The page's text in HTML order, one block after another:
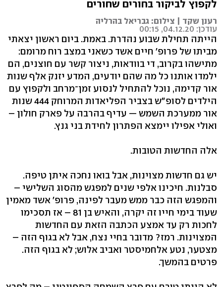
לקפוץ לביקור בחורים שחורים
רענן שקד | צילום: גבריאל בהרליה
עודכן: 04.12.20, 00:15
הייתה תחילת שבוע נהדרת. באמת. ביום ראשון יצאתי
מביתו של פרופ' חיים אשד כשאני במצב רוח מרומם:
מתישהו בקרוב, די בוודאות, ניצור קשר עם חוצנים, הם
ילמדו אותנו כל מה שהם יודעים, המדע יזנק אלף שנות
אור קדימה, נוכל להתחיל לנסוע זמן־מרחב ולקפוץ עם
הילדים לסופ"ש בצביר הפליאדות המרוחק 444 שנות
אור ממערכת השמש — עדיף בהרבה על פארק חולון –
ואולי אפילו יימצא הפתרון לחידת בני גנץ.
אלה החדשות הטובות.
יש גם חדשות מצוינות, אבל בואו נחכה איתן טיפה.
סבלנות. חיכינו אלפי שנים למפגש מהסוג השלישי –
והמפגש הזה כבר ממש מעבר לפינה, פרופ' אשד מאמין
שעוד בימי חייו זה יקרה, והאיש בן 81 – אז תסכימו
לחכות רק עד אמצע הכתבה הזאת עם החדשות
המצוינות. רמז? מדובר בחיי נצח, אבל לא בגוף הזה –
מצטער, נטע אלחמיסטר ואביב אלוש; לא בגוף הזה.
פרטים בהמשך.